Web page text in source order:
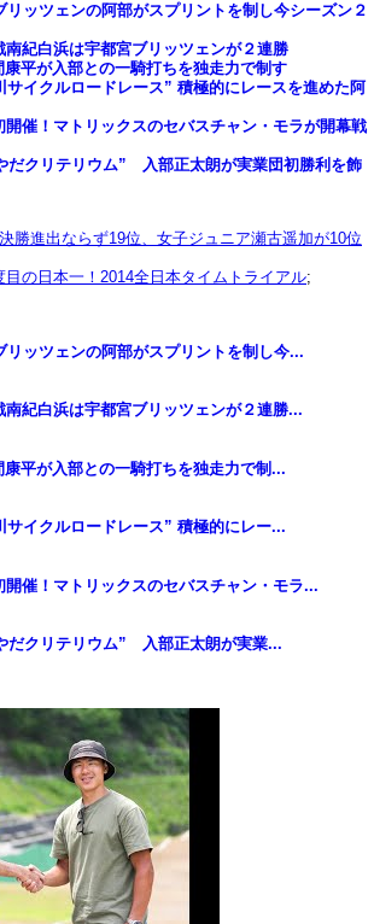
リッツェンの阿部がスプリントを制し今シーズン２
南紀白浜は宇都宮ブリッツェンが２連勝
平が入部との一騎打ちを独走力で制す
サイクルロードレース” 積極的にレースを進めた阿
催！マトリックスのセバスチャン・モラが開幕戦
だクリテリウム” 入部正太朗が実業団初勝利を飾
勝進出ならず19位、女子ジュニア瀬古遥加が10位
の日本一！2014全日本タイムトライアル;
リッツェンの阿部がスプリントを制し今...
南紀白浜は宇都宮ブリッツェンが２連勝...
平が入部との一騎打ちを独走力で制...
サイクルロードレース” 積極的にレー...
催！マトリックスのセバスチャン・モラ...
だクリテリウム” 入部正太朗が実業...